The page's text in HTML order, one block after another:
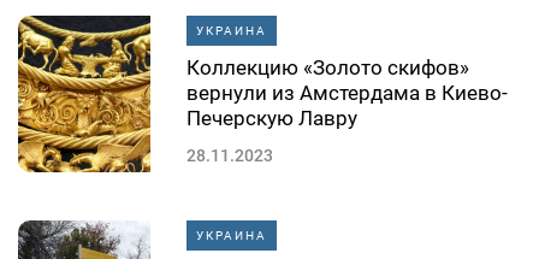
УКРАИНА
Коллекцию «Золото скифов»
вернули из Амстердама в Киево-
Печерскую Лавру
28.11.2023
УКРАИНА